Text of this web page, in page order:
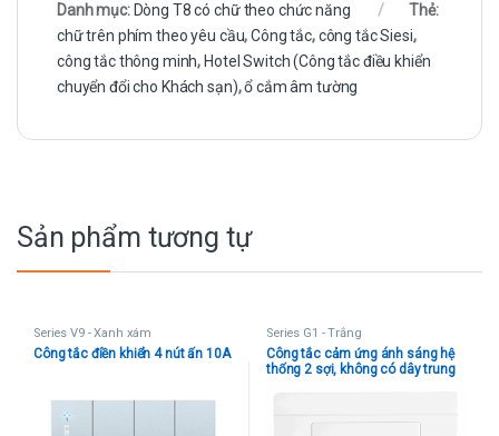
Danh mục: Dòng T8 có chữ theo chức năng
Thẻ:
chữ trên phím theo yêu cầu,Công tắc,công tắc Siesi,
công tắc thông minh, Hotel Switch (Công tắc điều khiển
chuyển đổi cho Khách sạn),ổ cắm âm tường
Sản phẩm tương tự
Series V9 - Xanh xám
Công tắc điền khiển 4 nút ấn 10A
Series G1 - Trắng
Công tắc cảm ứng ánh sáng hệ
thống 2 sợi, không có dây trung